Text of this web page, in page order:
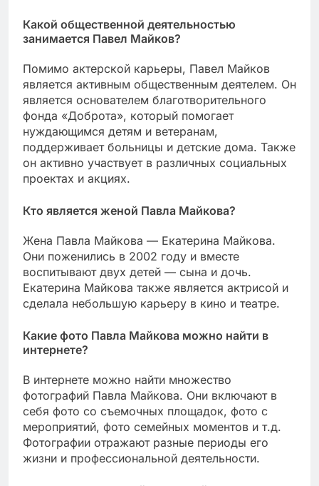
Какой общественной деятельностью
занимается Павел Майков?
Помимо актерской карьеры, Павел Майков
является активным общественным деятелем. Он
является основателем благотворительного
фонда «Доброта», который помогает
нуждающимся детям и ветеранам,
поддерживает больницы и детские дома. Также
он активно участвует в различных социальных
проектах и акциях.
Кто является женой Павла Майкова?
Жена Павла Майкова — Екатерина Майкова.
Они поженились в 2002 году и вместе
воспитывают двух детей — сына и дочь.
Екатерина Майкова также является актрисой и
сделала небольшую карьеру в кино и театре.
Какие фото Павла Майкова можно найти в
интернете?
В интернете можно найти множество
фотографий Павла Майкова. Они включают в
себя фото со съемочных площадок, фото с
мероприятий, фото семейных моментов и т.д.
Фотографии отражают разные периоды его
жизни и профессиональной деятельности.